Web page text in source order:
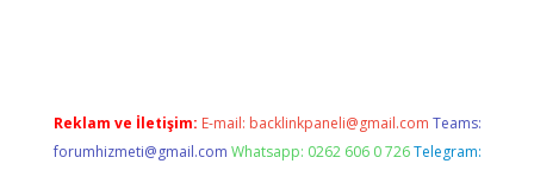
Reklam ve İletişim: E-mail: backlinkpaneli@gmail.com Teams:
forumhizmeti@gmail.com Whatsapp: 0262 606 0 726 Telegram: